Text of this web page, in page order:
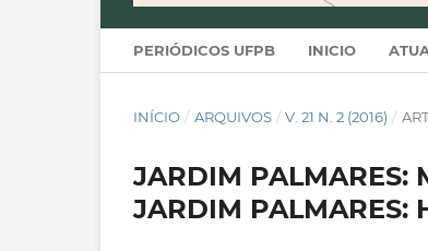
PERIÓDICOS UFPB INICIO
INÍCIO / ARQUIVOS / V. 21 N. 2 (2016) /
JARDIM PALMARES:
JARDIM PALMARES: